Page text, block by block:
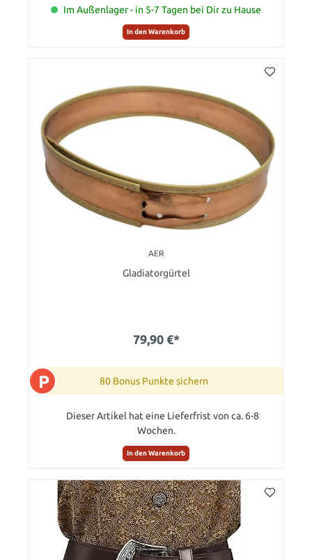
Im Außenlager - in 5-7 Tagen bei Dir zu Hause
In den Warenkorb
AER
Gladiatorgürtel
79,90 €*
P 80 Bonus Punkte sichern
Dieser Artikel hat eine Lieferfrist von ca. 6-8
Wochen.
In den Warenkorb